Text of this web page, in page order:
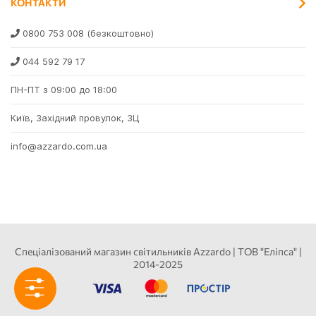
КОНТАКТИ
0800 753 008 (безкоштовно)
044 592 79 17
ПН-ПТ з 09:00 до 18:00
Київ, Західний провулок, 3Ц
info@azzardo.com.ua
Спеціалізований магазин світильників Azzardo | ТОВ "Еліпса" |
2014-2025